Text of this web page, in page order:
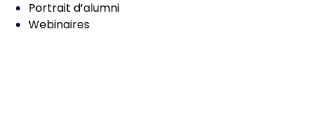
Portrait d’alumni
Webinaires